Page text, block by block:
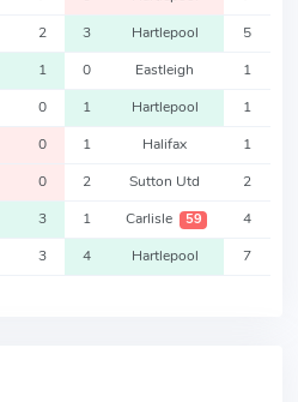
2 3 Hartlepool 5
1 0 Eastleigh 1
0 1 Hartlepool 1
0 1 Halifax 1
0 2 Sutton Utd 2
3 1 Carlisle 59 4
3 4 Hartlepool 7